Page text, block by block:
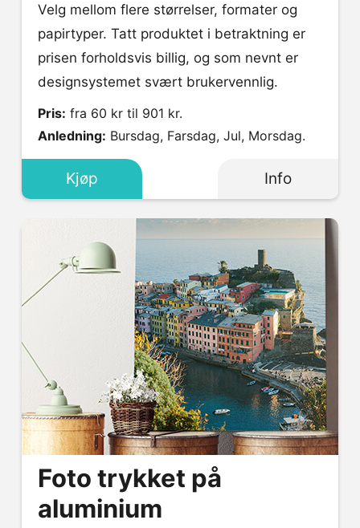
Velg mellom flere størrelser, formater og
papirtyper. Tatt produktet i betraktning er
prisen forholdsvis billig, og som nevnt er
designsystemet svært brukervennlig.
Pris: fra 60 kr til 901 kr.
Anledning: Bursdag, Farsdag, Jul, Morsdag.
Info
Kjøp
Foto trykket på
aluminium